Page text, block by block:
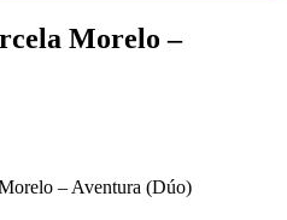
Morelo –
– Aventura (Dúo)